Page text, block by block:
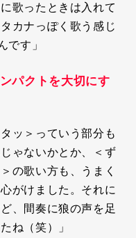
歌ったときは入れて
カナっぽく歌う感じ
です」
パクトを大切にす
ッ＞っていう部分も
ゃないかとか、＜ず
の歌い方も、うまく
がけました。それに
、間奏に狼の声を足
ね（笑）」